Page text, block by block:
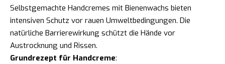
Selbstgemachte Handcremes mit Bienenwachs bieten
intensiven Schutz vor rauen Umweltbedingungen. Die
natürliche Barrierewirkung schützt die Hände vor
Austrocknung und Rissen.
Grundrezept für Handcreme: